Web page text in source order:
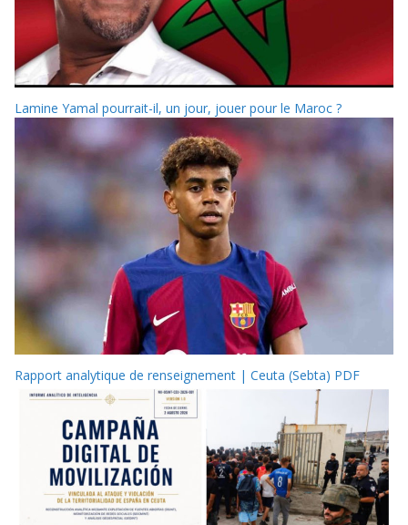
Lamine Yamal pourrait-il, un jour, jouer pour le Maroc ?
Rapport analytique de renseignement | Ceuta (Sebta) PDF